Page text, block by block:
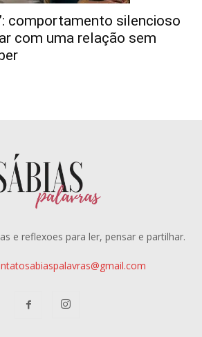
comportamento silencioso
com uma relação sem
e reflexoes para ler, pensar e partilhar.